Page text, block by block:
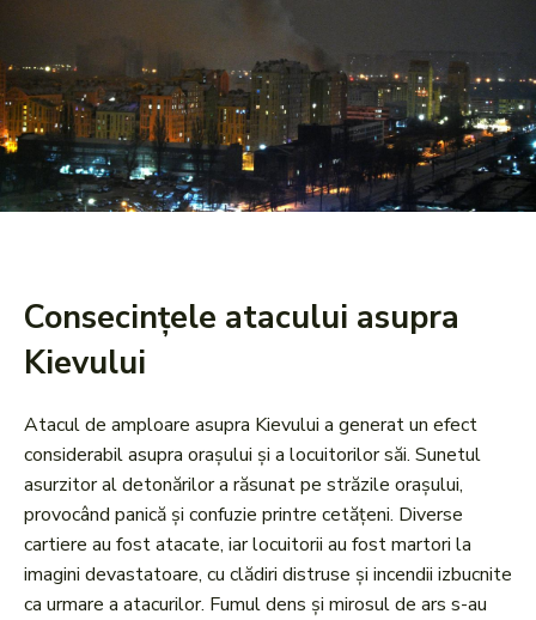
Consecințele atacului asupra
Kievului
Atacul de amploare asupra Kievului a generat un efect
considerabil asupra orașului și a locuitorilor săi. Sunetul
asurzitor al detonărilor a răsunat pe străzile orașului,
provocând panică și confuzie printre cetățeni. Diverse
cartiere au fost atacate, iar locuitorii au fost martori la
imagini devastatoare, cu clădiri distruse și incendii izbucnite
ca urmare a atacurilor. Fumul dens și mirosul de ars s-au